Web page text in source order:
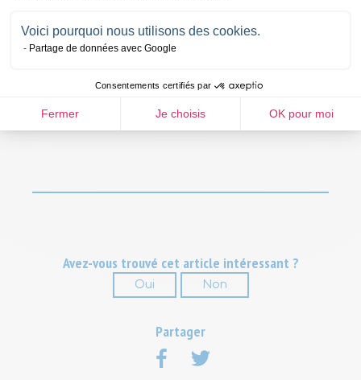
Voici pourquoi nous utilisons des cookies.
Partage de données avec Google
Consentements certifiés par
Fermer Je choisis OK pour moi
Cette page est mise à jour régulièrement afin de vous
permettre de retrouver l’ensemble des rendez-vous santé
proposés par Pavillon Prévoyance et ses
régulièrement et à vous inscrire aux thématiques qui vous
Avez-vous trouvé cet article intéressant ?
Oui Non
Partager
sur
Facebook
sur
Twitter